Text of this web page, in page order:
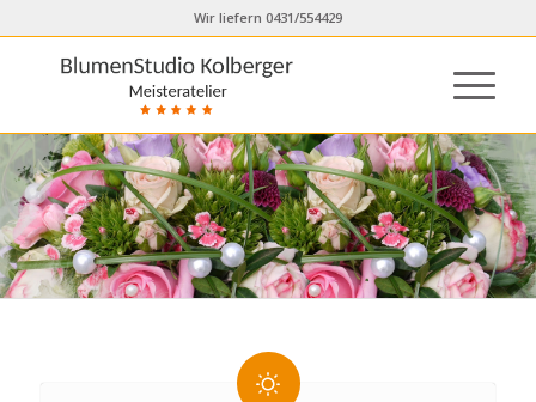
Wir liefern 0431/554429